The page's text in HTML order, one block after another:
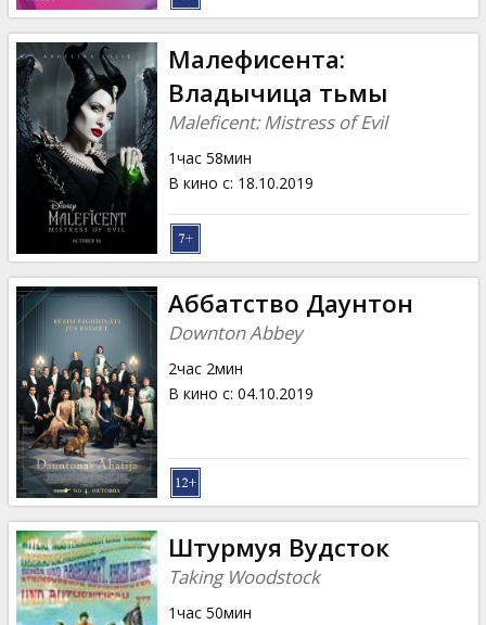
Малефисента:
Владычица тьмы
Maleficent: Mistress of Evil
1час 58мин
В кино с: 18.10.2019
Аббатство Даунтон
Downton Abbey
2час 2мин
В кино с: 04.10.2019
Штурмуя Вудсток
Taking Woodstock
1час 50мин